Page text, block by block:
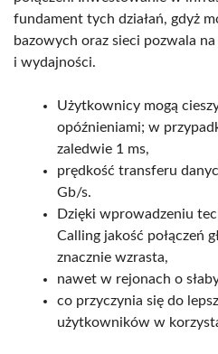
fundament tych działań, gdyż
bazowych oraz sieci pozwala
i wydajności.
Użytkownicy mogą
opóźnieniami; w
zaledwie 1 ms,
prędkość transferu
Gb/s.
Dzięki wprowadzeniu
Calling jakość połączeń
znacznie wzrasta,
nawet w rejonach o
co przyczynia się do
użytkowników w